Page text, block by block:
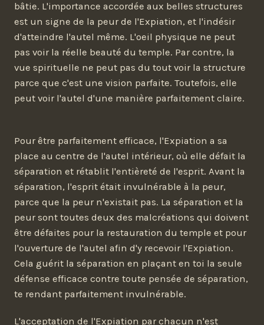
bâtie. L'importance accordée aux belles structures
est un signe de la peur de l'Expiation, et l'indésir
d'atteindre l'autel même. L'oeil physique ne peut
pas voir la réelle beauté du temple. Par contre, la
vue spirituelle ne peut pas du tout voir la structure
parce que c'est une vision parfaite. Toutefois, elle
peut voir l'autel d'une manière parfaitement claire.
Pour être parfaitement efficace, l'Expiation a sa
place au centre de l'autel intérieur, où elle défait la
séparation et rétablit l'entièreté de l'esprit. Avant la
séparation, l'esprit était invulnérable à la peur,
parce que la peur n'existait pas. La séparation et la
peur sont toutes deux des malcréations qui doivent
être défaites pour la restauration du temple et pour
l'ouverture de l'autel afin d'y recevoir l'Expiation.
Cela guérit la séparation en plaçant en toi la seule
défense efficace contre toute pensée de séparation,
te rendant parfaitement invulnérable.
L'acceptation de l'Expiation par chacun n'est